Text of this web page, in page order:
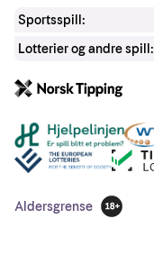
Sportsspill:
Lotterier og andre spill:
Andre lenker
Aldersgrense
18 år